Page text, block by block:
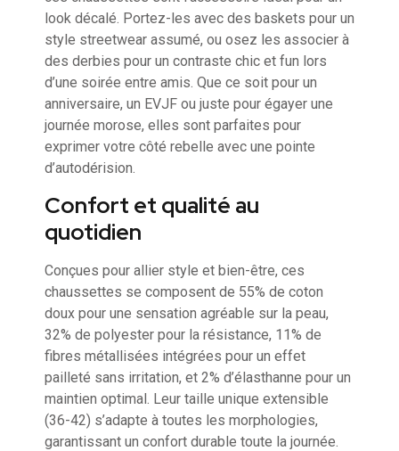
look décalé. Portez-les avec des baskets pour un
style streetwear assumé, ou osez les associer à
des derbies pour un contraste chic et fun lors
d’une soirée entre amis. Que ce soit pour un
anniversaire, un EVJF ou juste pour égayer une
journée morose, elles sont parfaites pour
exprimer votre côté rebelle avec une pointe
d’autodérision.
Confort et qualité au
quotidien
Conçues pour allier style et bien-être, ces
chaussettes se composent de 55% de coton
doux pour une sensation agréable sur la peau,
32% de polyester pour la résistance, 11% de
fibres métallisées intégrées pour un effet
pailleté sans irritation, et 2% d’élasthanne pour un
maintien optimal. Leur taille unique extensible
(36-42) s’adapte à toutes les morphologies,
garantissant un confort durable toute la journée.